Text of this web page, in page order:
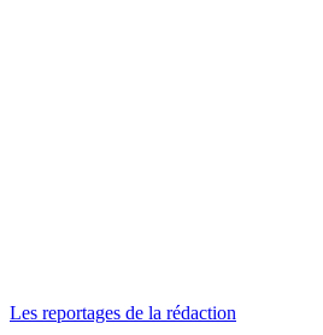
Les reportages de la rédaction